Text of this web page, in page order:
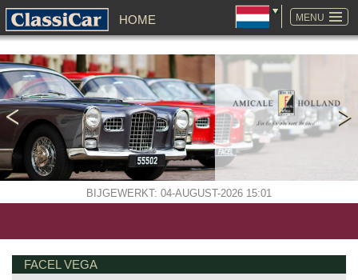
MENU
HOME
BIJGEWERKT: 04-AUGUST-2026 15:01
NAVIGATIE
OVERSLAAN
FACEL VEGA